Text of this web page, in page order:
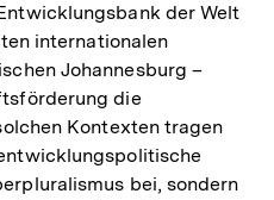
der Welt
internationalen
Johannesburg –
die
Kontexten tragen
bei, sondern